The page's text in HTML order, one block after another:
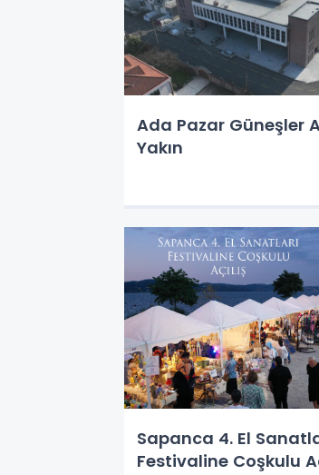
Ada Pazar Güneşler
Yakın
Sapanca 4. El
Festivaline Coşkulu